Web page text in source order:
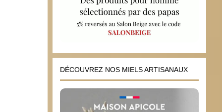
DÉCOUVREZ NOS MIELS ARTISANAUX